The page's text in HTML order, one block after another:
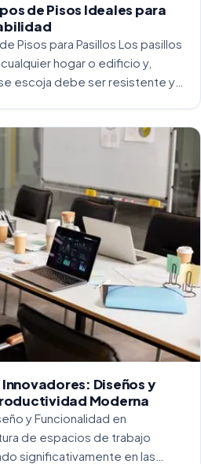
de Pisos Ideales para
Pisos para Pasillos Los pasillos
hogar o edificio y,
escoja debe ser resistente y
Diseños y
Moderna
y Funcionalidad en
de espacios de trabajo
significativamente en las